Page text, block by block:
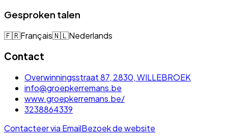
Gesproken talen
🇫🇷Français🇳🇱Nederlands
Contact
Overwinningsstraat 87, 2830, WILLEBROEK
info@groepkerremans.be
www.groepkerremans.be/
3238864339
Contacteer via EmailBezoek de website